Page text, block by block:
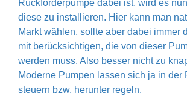
Rückförderpumpe dabei ist, wird es
diese zu installieren. Hier kann man
Markt wählen, sollte aber dabei immer
mit berücksichtigen, die von dieser
werden muss. Also besser nicht zu
Moderne Pumpen lassen sich ja in der
steuern bzw. herunter regeln.